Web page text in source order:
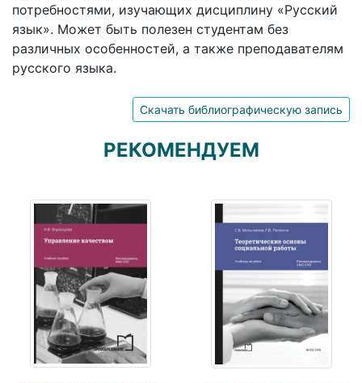
потребностями, изучающих дисциплину «Русский
язык». Может быть полезен студентам без
различных особенностей, а также преподавателям
русского языка.
Скачать библиографическую запись
РЕКОМЕНДУЕМ